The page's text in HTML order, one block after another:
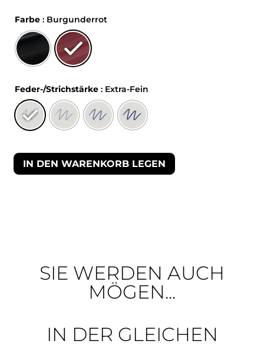
Farbe : Burgunderrot
Feder-/Strichstärke : Extra-Fein
IN DEN WARENKORB LEGEN
SIE WERDEN AUCH
MÖGEN...
IN DER GLEICHEN